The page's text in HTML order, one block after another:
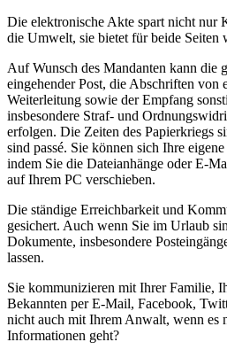
Die elektronische Akte spart nicht nur
die Umwelt, sie bietet für beide Seiten
Auf Wunsch des Mandanten kann die
eingehender Post, die Abschriften von
Weiterleitung sowie der Empfang
insbesondere Straf- und
erfolgen. Die Zeiten des Papierkriegs
sind passé. Sie können sich Ihre
indem Sie die Dateianhänge oder E-
auf Ihrem PC verschieben.
Die ständige Erreichbarkeit und
gesichert. Auch wenn Sie im Urlaub
Dokumente, insbesondere
lassen.
Sie kommunizieren mit Ihrer Familie,
Bekannten per E-Mail, Facebook,
nicht auch mit Ihrem Anwalt, wenn es
Informationen geht?